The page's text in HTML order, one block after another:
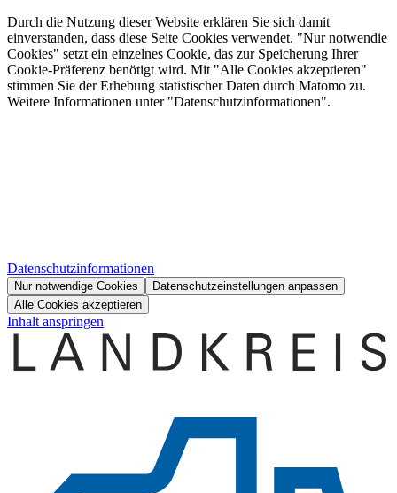
Durch die Nutzung dieser Website erklären Sie sich damit
einverstanden, dass diese Seite Cookies verwendet. "Nur notwendie
Cookies" setzt ein einzelnes Cookie, das zur Speicherung Ihrer
Cookie-Präferenz benötigt wird. Mit "Alle Cookies akzeptieren"
stimmen Sie der Erhebung statistischer Daten durch Matomo zu.
Weitere Informationen unter "Datenschutzinformationen".
Datenschutzinformationen
Nur notwendige Cookies
Datenschutzeinstellungen anpassen
Alle Cookies akzeptieren
Inhalt anspringen